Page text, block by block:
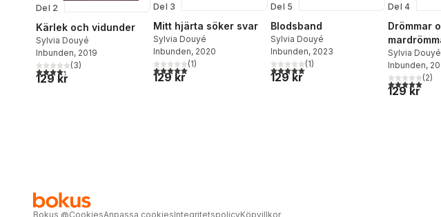
Del 2
Kärlek och vidunder
Sylvia Douyé
Inbunden, 2019
4,3utav 5 stjärnor. Totalt antal röster:
(3)
129 kr
Del 3
Mitt hjärta söker svar
Sylvia Douyé
Inbunden, 2020
5,0utav 5 stjärnor. Totalt antal röster:
(1)
129 kr
Del 5
Blodsband
Sylvia Douyé
Inbunden, 2023
5,0utav 5 stjärnor. Totalt antal röster:
(1)
129 kr
Del 4
Drömmar
Sylvia Douyé
Inbunden,
5,0utav 5(2)
129 kr
Bokus @CookiesAnpassa cookiesIntegritetspolicyKöpvillkor